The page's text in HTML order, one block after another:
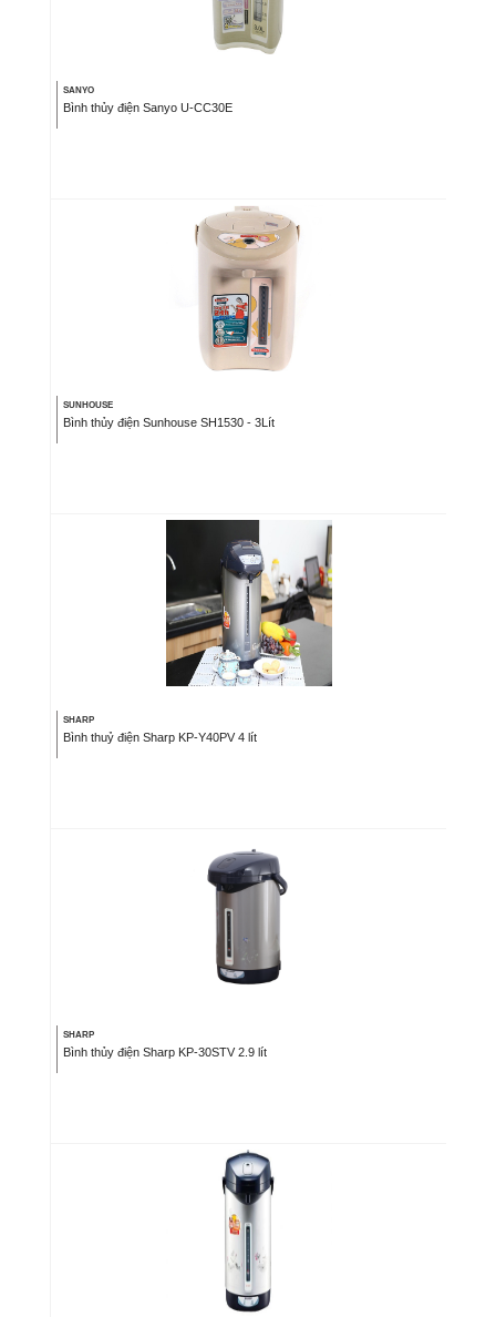
SANYO
Bình thủy điện Sanyo U-CC30E
SUNHOUSE
Bình thủy điện Sunhouse SH1530 - 3Lít
SHARP
Bình thuỷ điện Sharp KP-Y40PV 4 lít
SHARP
Bình thủy điện Sharp KP-30STV 2.9 lít